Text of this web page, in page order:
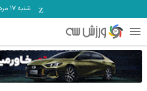
شنبه ۱۷ مرداد